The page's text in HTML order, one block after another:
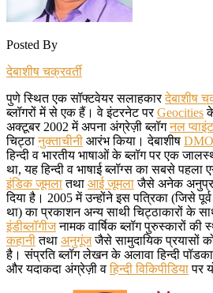
Posted By
देबाशीष चक्रवर्ती
पुणे स्थित एक सॉफ्टवेयर सलाहकारदेबाशीष
ब्लॉगरों में से एक हैं। वे इंटरनेट परGeocities
अक्टूबर 2002 में अपना अंग्रेज़ी ब्लॉगनल
चिट्ठानुक्ताचीनी आरंभ किया। देबाशीष
हिन्दी व भारतीय भाषाओं के ब्लॉग पर एक
था, यह हिन्दी व भाषाई ब्लॉग्स का सबसे पहला
इंडिक जूमलातथा आई जूमलाजैसे अनेक
दिया है। 2005 में उन्होंने इस पत्रिका (जिसे
था) का प्रकाशन अन्य साथी चिट्ठाकारों के
इंडीब्लॉगीजनामक वार्षिक ब्लॉग पुरुस्कारों की
कहानीतथा अनुगूंजजैसे सामुदायिक प्रयासों
है। संप्रति ब्लॉग लेखन के अलावा हिन्दी
और यदाकदा अंग्रेज़ी वहिन्दी विकिपीडियापर